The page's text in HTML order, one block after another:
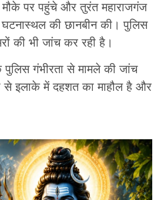
पर पहुंचे और तुरंत महाराजगंज
की छानबीन की। पुलिस
की भी जांच कर रही है।
पुलिस गंभीरता से मामले की जांच
से इलाके में दहशत का माहौल है और